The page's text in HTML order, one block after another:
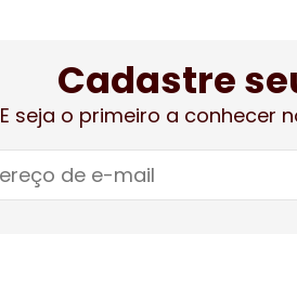
Cadastre
E seja o primeiro a conhecer